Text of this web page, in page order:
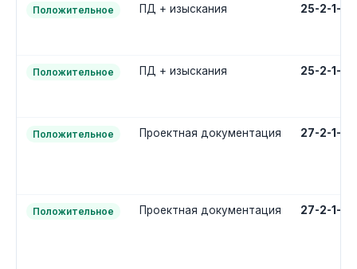
Положительное ПД + изыскания 25-2-1-
Положительное ПД + изыскания 25-2-1-
Положительное Проектная документация 27-2-1-
Положительное Проектная документация 27-2-1-